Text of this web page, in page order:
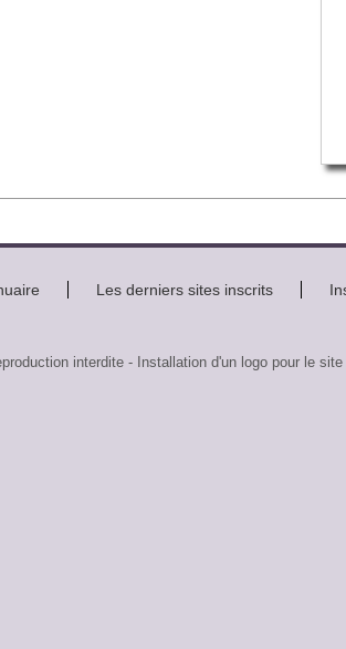
Les derniers sites inscrits
interdite - Installation d'un logo pour le